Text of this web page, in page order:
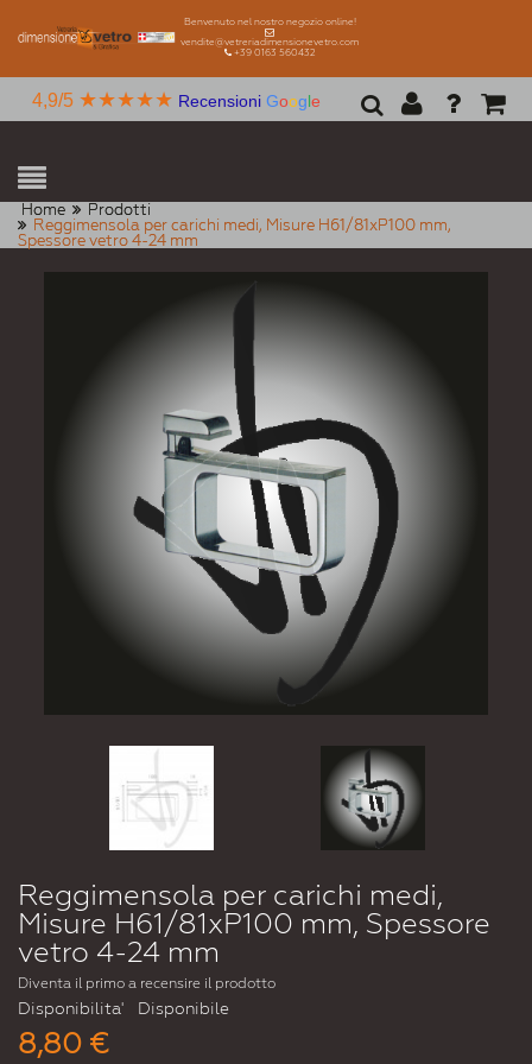
Benvenuto nel nostro negozio online!
vendite@vetreriadimensionevetro.com
+39 0163 560432
4,9/5 ★★★★★ Recensioni Google
Home
Prodotti
Reggimensola per carichi medi, Misure H61/81xP100 mm,
Spessore vetro 4-24 mm
Reggimensola per carichi medi,
Misure H61/81xP100 mm, Spessore
vetro 4-24 mm
Diventa il primo a recensire il prodotto
Disponibilita' Disponibile
8,80 €